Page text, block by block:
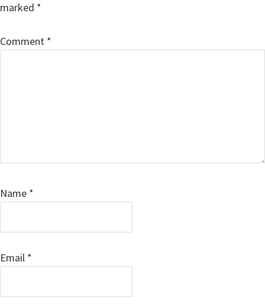
marked *
Comment *
Name *
Email *